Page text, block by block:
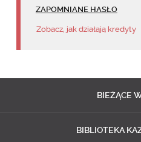
ZAPOMNIANE HASŁO
Zobacz, jak działają kredyty
BIEŻĄCE
BIBLIOTEKA